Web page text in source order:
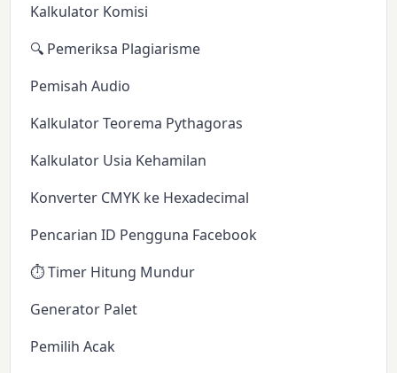
Kalkulator Komisi
🔍 Pemeriksa Plagiarisme
Pemisah Audio
Kalkulator Teorema Pythagoras
Kalkulator Usia Kehamilan
Konverter CMYK ke Hexadecimal
Pencarian ID Pengguna Facebook
⏱️ Timer Hitung Mundur
Generator Palet
Pemilih Acak